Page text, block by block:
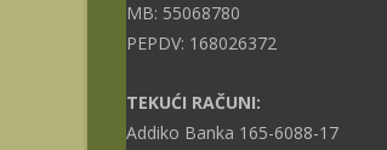
MB: 55068780
PEPDV: 168026372
TEKUĆI RAČUNI:
Addiko Banka 165-6088-17